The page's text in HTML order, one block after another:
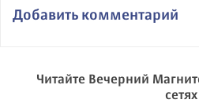
Добавить комментарий
Читайте Вечерний
сетях